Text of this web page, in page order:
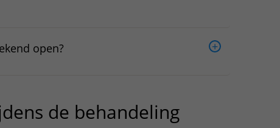
open?
de behandeling